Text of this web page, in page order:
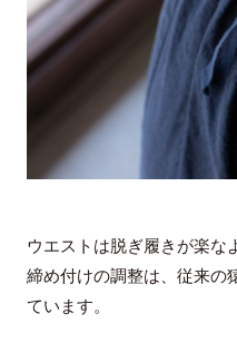
ウエストは脱ぎ履きが楽な
締め付けの調整は、従来の
ています。